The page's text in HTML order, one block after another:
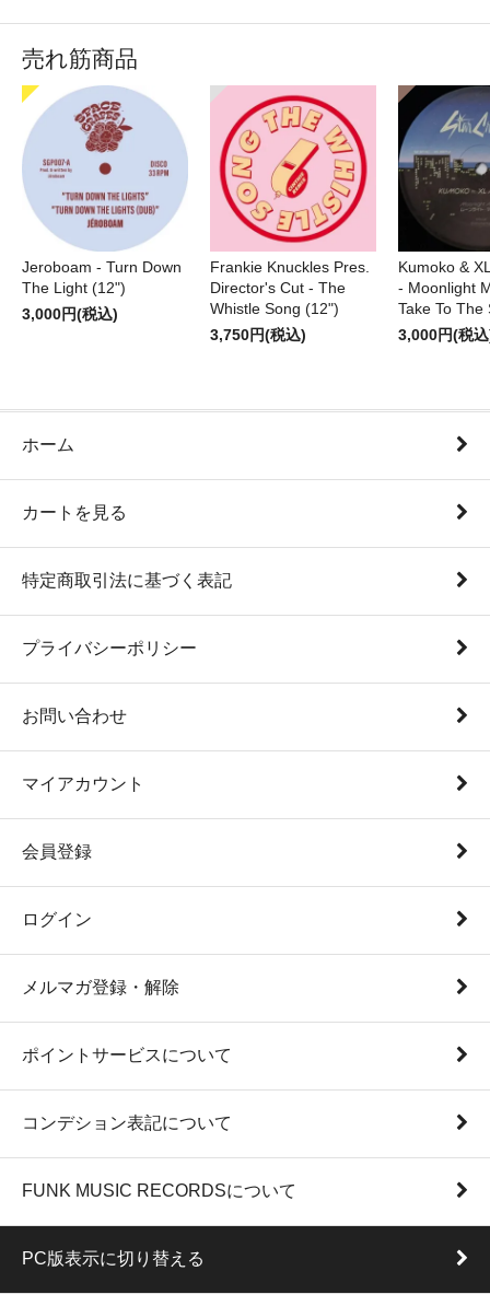
売れ筋商品
Jeroboam - Turn Down
The Light (12")
3,000円(税込)
Frankie Knuckles Pres.
Director's Cut - The
Whistle Song (12")
3,750円(税込)
Kumoko &
- Moonlight
Take To The
3,000円(税
ホーム
カートを見る
特定商取引法に基づく表記
プライバシーポリシー
お問い合わせ
マイアカウント
会員登録
ログイン
メルマガ登録・解除
ポイントサービスについて
コンデション表記について
FUNK MUSIC RECORDSについて
PC版表示に切り替える